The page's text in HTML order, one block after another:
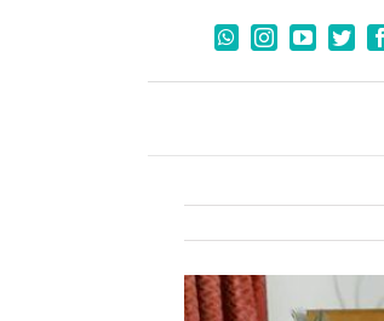
Facebook
Twitter
YouTube
Instagram
WhatsApp